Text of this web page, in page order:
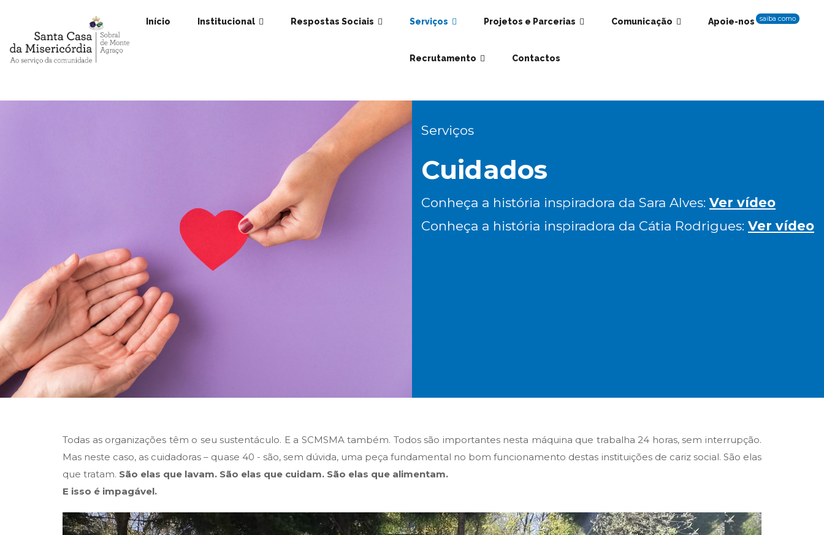
Início Institucional Respostas Sociais Serviços Projetos e Parcerias Comunicação Apoie-nos saiba como
Recrutamento Contactos
Serviços
Cuidados
Conheça a história inspiradora da Sara Alves: Ver vídeo
Conheça a história inspiradora da Cátia Rodrigues: Ver vídeo
Todas as organizações têm o seu sustentáculo. E a SCMSMA também. Todos são importantes nesta máquina que trabalha 24 horas, sem interrupção.
Mas neste caso, as cuidadoras – quase 40 - são, sem dúvida, uma peça fundamental no bom funcionamento destas instituições de cariz social. São elas
que tratam. São elas que lavam. São elas que cuidam. São elas que alimentam.
E isso é impagável.